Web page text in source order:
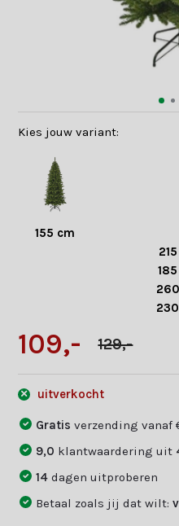
Kies jouw variant:
155 cm
109,- 129,-
uitverkocht
Gratisverzending vanaf
9,0 klantwaardering uit
14dagen uitproberen
Betaal zoals jij dat wilt: